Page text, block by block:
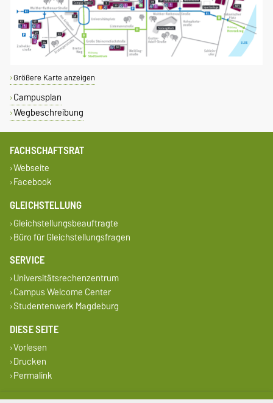
Größere Karte anzeigen
Campusplan
Wegbeschreibung
FACHSCHAFTSRAT
Webseite
Facebook
GLEICHSTELLUNG
Gleichstellungsbeauftragte
Büro für Gleichstellungsfragen
SERVICE
Universitätsrechenzentrum
Campus Welcome Center
Studentenwerk Magdeburg
DIESE SEITE
Vorlesen
Drucken
Permalink